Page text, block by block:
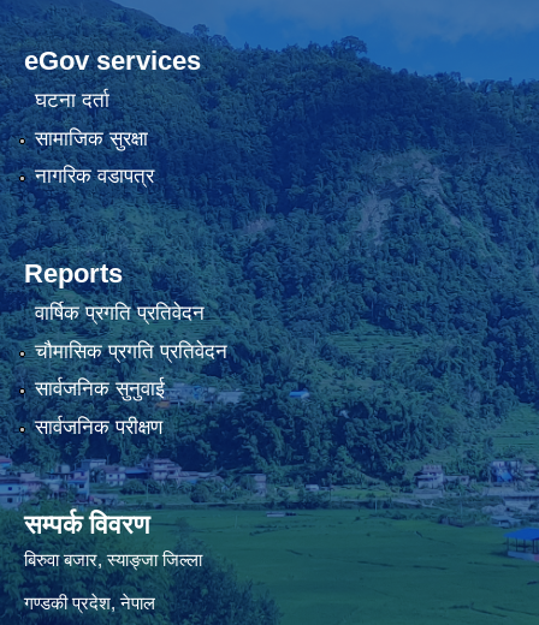
eGov services
घटना दर्ता
सामाजिक सुरक्षा
नागरिक वडापत्र
Reports
वार्षिक प्रगति प्रतिवेदन
चौमासिक प्रगति प्रतिवेदन
सार्वजनिक सुनुवाई
सार्वजनिक परीक्षण
सम्पर्क विवरण
बिरुवा बजार, स्याङ्जा जिल्ला
गण्डकी प्रदेश, नेपाल